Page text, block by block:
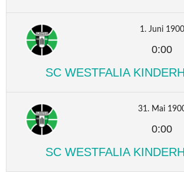
1. Juni 1900
0:00
SC WESTFALIA
31. Mai
0:00
SC WESTFALIA